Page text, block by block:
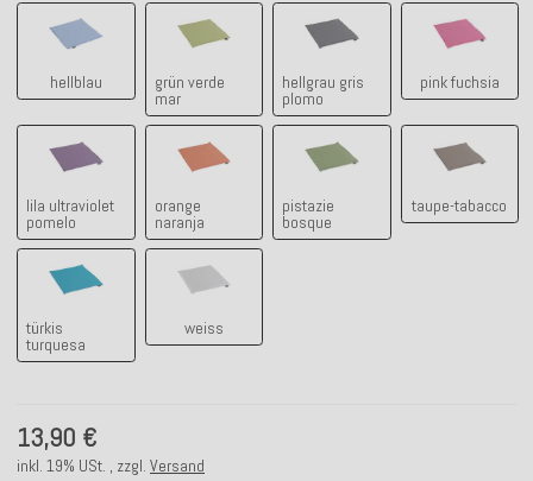
hellblau
hellblau
grün verde
mar
grün verde mar
hellgrau gris
plomo
hellgrau gris plomo
pink fuchsia
pink
lila ultraviolet
pomelo
lila ultraviolet pomelo
orange
naranja
orange naranja
pistazie
bosque
pistazie bosque
taupe-tabacco
taupe-
türkis
turquesa
türkis turquesa
weiss
13,90 €
inkl. 19% USt. , zzgl. Versand